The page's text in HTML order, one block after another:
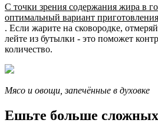
С точки зрения содержания жира в
оптимальный вариант
. Если жарите на сковородке,
лейте из бутылки - это поможет
количество.
Мясо и овощи, запечённые в духовке
Ешьте больше сложных